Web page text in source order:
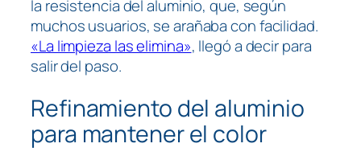
la resistencia del aluminio, que, según
muchos usuarios, se arañaba con facilidad.
«La limpieza las elimina», llegó a decir para
salir del paso.
Refinamiento del aluminio
para mantener el color